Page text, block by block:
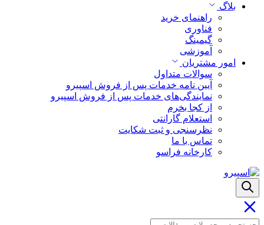
بلاگ
راهنمای خرید
فناوری
گیمینگ
آموزشی
امور مشتریان
سوالات متداول
آیین نامه خدمات پس از فروش اسپیرو
نمایندگی‌های خدمات پس از فروش اسپیرو
از کجا بخرم
استعلام گارانتی
نظرسنجی و ثبت شکایت
تماس با ما
کارخانه فراسو